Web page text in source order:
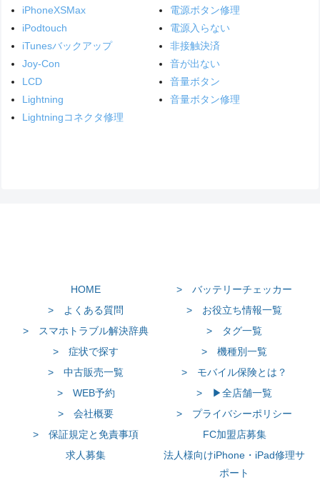
iPhoneXSMax
iPodtouch
iTunesバックアップ
Joy-Con
LCD
Lightning
Lightningコネクタ修理
電源ボタン修理
電源入らない
非接触決済
音が出ない
音量ボタン
音量ボタン修理
HOME
> バッテリーチェッカー
> よくある質問
> お役立ち情報一覧
> スマホトラブル解決辞典
> タグ一覧
> 症状で探す
> 機種別一覧
> 中古販売一覧
> モバイル保険とは？
> WEB予約
> ▶全店舗一覧
> 会社概要
> プライバシーポリシー
> 保証規定と免責事項
FC加盟店募集
求人募集
法人様向けiPhone・iPad修理サ
ポート